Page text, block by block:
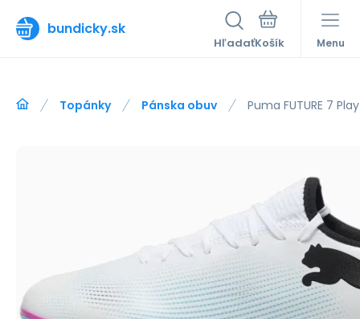
bundicky.sk
Hľadať Menu
Topánky Pánska obuv Puma FUTURE 7